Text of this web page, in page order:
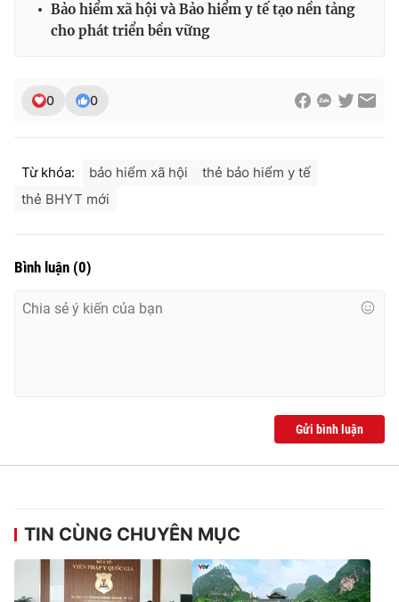
Bảo hiểm xã hội và Bảo hiểm y tế tạo nền tảng
cho phát triển bền vững
0 0
Từ khóa: bảo hiểm xã hội
thẻ bảo hiểm y tế
thẻ BHYT mới
Bình luận (0)
Gửi bình luận
TIN CÙNG CHUYÊN MỤC